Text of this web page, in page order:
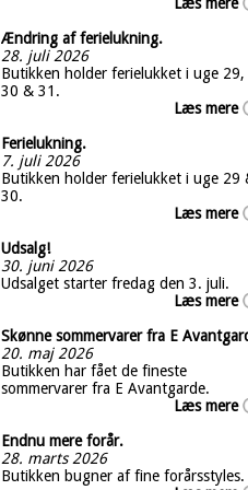
Ændring af ferielukning.
28. juli 2026
Butikken holder ferielukket i uge 29,
30 & 31.
Læs mere
Ferielukning.
7. juli 2026
Butikken holder ferielukket i uge 29
30.
Læs mere
Udsalg!
30. juni 2026
Udsalget starter fredag den 3. juli.
Læs mere
Skønne sommervarer fra E
20. maj 2026
Butikken har fået de fineste
sommervarer fra E Avantgarde.
Læs mere
Endnu mere forår.
28. marts 2026
Butikken bugner af fine forårsstyles.